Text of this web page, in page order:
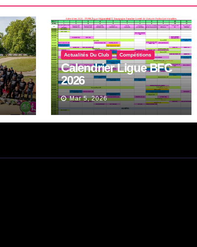
Actualités Du Club Compétitions
Calendrier Ligue BFC
2026
Mar 5, 2026